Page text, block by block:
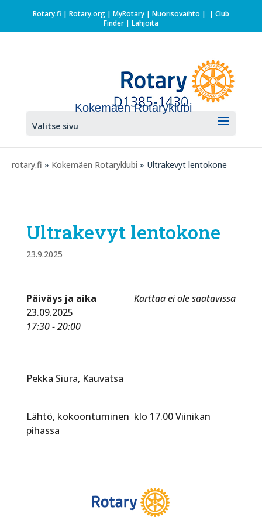
Rotary.fi | Rotary.org| MyRotary | Nuorisovaihto | | Club
Finder| Lahjoita
Kokemäen Rotaryklubi
Valitse sivu
rotary.fi » Kokemäen Rotaryklubi » Ultrakevyt lentokone
Ultrakevyt lentokone
23.9.2025
Karttaa ei ole saatavissa
Päiväys ja aika
23.09.2025
17:30 - 20:00
Pekka Siura, Kauvatsa
Lähtö, kokoontuminen klo 17.00 Viinikan
pihassa